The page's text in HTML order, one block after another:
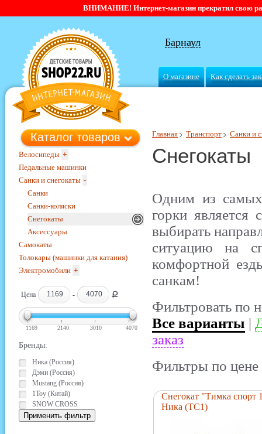
ВНИМАНИЕ! Интернет-магазин прекратил свою
Барнаул
О магазине Как сделать
Главная Транспорт Санки и
Снегокаты
Одним из
горки является
выбирать
ситуацию на
комфортной
санкам!
Фильтровать по
Все варианты |
заказ
Фильтры по цене
Каталог товаров
Велосипеды +
Педальные машинки
Санки и снегокаты -
Санки
Санки-коляски
Снегокаты
Аксессуары
Самокаты
Толокары (машинки для катания)
Электромобили +
Цена - Ք
1169 2140 3010 4070
Бренды:
Ника (Россия)
Дэми (Россия)
Mustang (Россия)
1Toy (Китай)
SNOW CROSS
Снегокат "Тимка спорт
Ника (ТС1)